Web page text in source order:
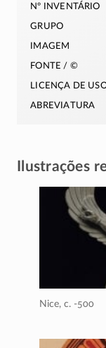
nº inventário
grupo
imagem
fonte / ©
licença de
abreviatura
Ilustrações
Nice, c. -500